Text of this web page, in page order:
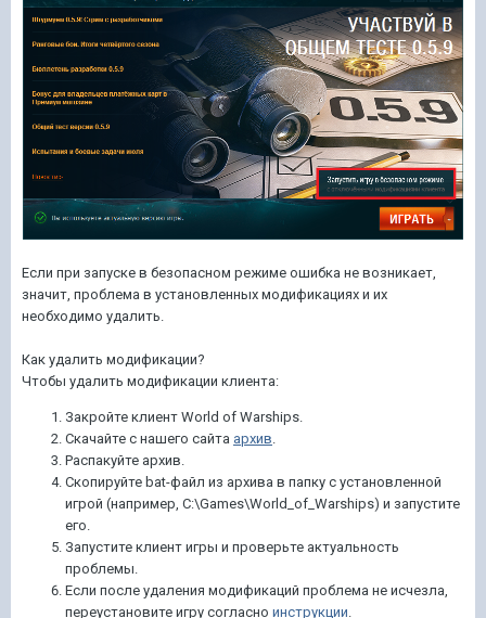
Если при запуске в безопасном режиме ошибка не возникает,
значит, проблема в установленных модификациях и их
необходимо удалить.
Как удалить модификации?
Чтобы удалить модификации клиента:
Закройте клиент World of Warships.
Скачайте с нашего сайта архив.
Распакуйте архив.
Скопируйте bat-файл из архива в папку с установленной
игрой (например, C:\Games\World_of_Warships) и запустите
его.
Запустите клиент игры и проверьте актуальность
проблемы.
Если после удаления модификаций проблема не исчезла,
переустановите игру согласно инструкции.